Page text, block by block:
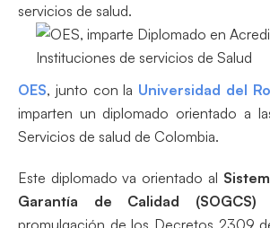
servicios de salud.
OES, junto con la Universidad del
imparten un diplomado orientado a
Servicios de salud de Colombia.
Este diplomado va orientado al
Garantía de Calidad (SOGCS)
promulgación de los Decretos 2309